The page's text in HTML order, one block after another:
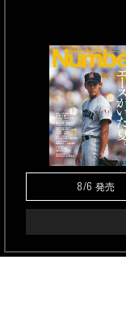
8/6 発売